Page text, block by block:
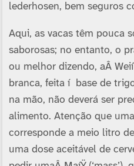
lederhosen, bem seguros
Aqui, as vacas têm pouca
saborosas; no entanto, o
ou melhor dizendo, aÂ
branca, feita í base de
na mão, não deverá ser
alimento. Atenção que
corresponde a meio litro
uma dose aceitável de